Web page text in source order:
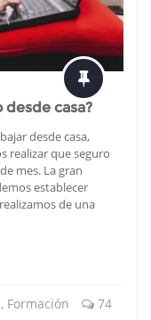
casa?
desde casa,
realizar que seguro
mes. La gran
establecer
de una
, Formación 74